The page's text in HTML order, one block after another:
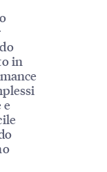
in
e